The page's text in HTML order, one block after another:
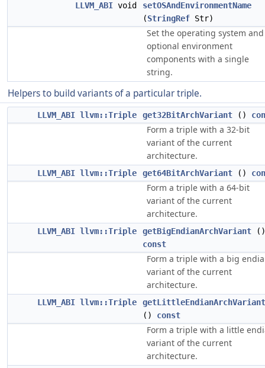
LLVM_ABI void
setOSAndEnvironmentName
(StringRef Str)
Set the operating system and
optional environment
components with a single
string.
Helpers to build variants of a particular triple.
LLVM_ABI llvm::Triple get32BitArchVariant ()
Form a triple with a 32-bit
variant of the current
architecture.
LLVM_ABI llvm::Triple get64BitArchVariant ()
Form a triple with a 64-bit
variant of the current
architecture.
LLVM_ABI llvm::Triple getBigEndianArchVariant ()
const
Form a triple with a big
variant of the current
architecture.
LLVM_ABI llvm::Triple
getLittleEndianArchVariant
() const
Form a triple with a little
variant of the current
architecture.